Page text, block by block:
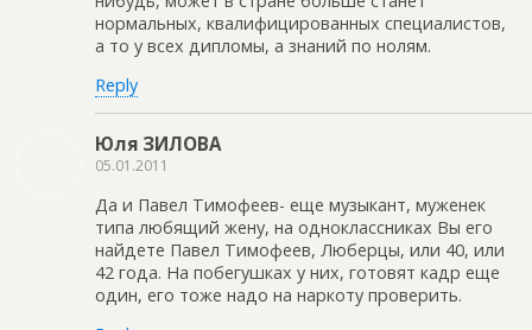
нормальных, квалифицированных специалистов,
а то у всех дипломы, а знаний по нолям.
Reply
Юля ЗИЛОВА
05.01.2011
Да и Павел Тимофеев- еще музыкант, муженек
типа любящий жену, на одноклассниках Вы его
найдете Павел Тимофеев, Люберцы, или 40, или
42 года. На побегушках у них, готовят кадр еще
один, его тоже надо на наркоту проверить.